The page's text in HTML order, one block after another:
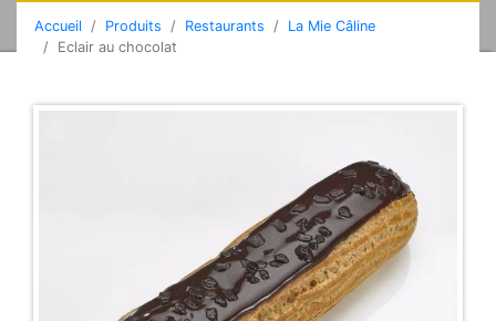
Accueil Produits Restaurants
La Mie Câline
Eclair au chocolat